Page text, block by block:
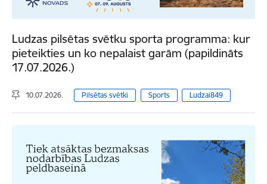
Ludzas pilsētas svētku sporta programma: kur
pieteikties un ko nepalaist garām (papildināts
17.07.2026.)
10.07.2026. Pilsētas svētki Sports Ludzai849